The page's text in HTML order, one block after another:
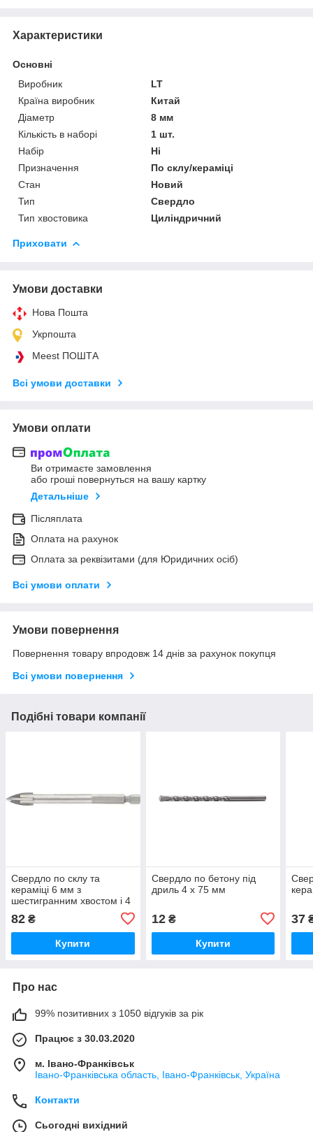
Характеристики
Основні
Виробник
LT
Країна виробник
Китай
Діаметр
8 мм
Кількість в наборі
1 шт.
Набір
Ні
Призначення
По склу/кераміці
Стан
Новий
Тип
Свердло
Тип хвостовика
Циліндричний
Приховати
Умови доставки
Нова Пошта
Укрпошта
Meest ПОШТА
Всі умови доставки
Умови оплати
Ви отримаєте замовлення
або гроші повернуться на вашу картку
Детальніше
Післяплата
Оплата на рахунок
Оплата за реквізитами (для Юридичних осіб)
Всі умови оплати
Умови повернення
Повернення товару впродовж 14 днів за рахунок покупця
Всі умови повернення
Подібні товари компанії
Свердло по склу та
кераміці 6 мм з
шестигранним хвостом і 4
82 ₴
Купити
Свердло по бетону під
дриль 4 х 75 мм
12₴
Купити
37
Про нас
99% позитивних з 1050 відгуків за рік
Працює з 30.03.2020
м. Івано-Франківськ
Івано-Франківська область, Івано-Франківськ, Україна
Контакти
Сьогодні вихідний